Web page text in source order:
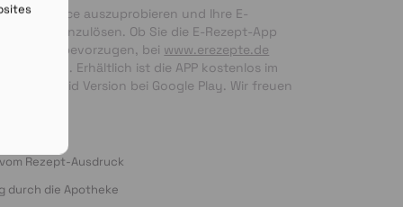
Service auszuprobieren und Ihre E-
bequem einzulösen. Ob Sie die E-Rezept-App
per Foto bevorzugen, bei www.erezepte.de
Händen. Erhältlich ist die APP kostenlos im
als Android Version bei Google Play. Wir freuen
Rezept-Ausdruck
durch die Apotheke